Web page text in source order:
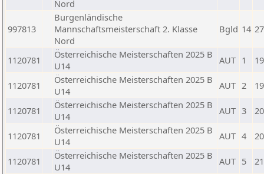
Nord
997813
Burgenländische
Mannschaftsmeisterschaft 2. Klasse
Nord
Bgld 14
1120781
Österreichische Meisterschaften 2025 B
U14
AUT 1
1120781
Österreichische Meisterschaften 2025 B
U14
AUT 2
1120781
Österreichische Meisterschaften 2025 B
U14
AUT 3
1120781
Österreichische Meisterschaften 2025 B
U14
AUT 4
1120781
Österreichische Meisterschaften 2025 B
U14
AUT 5